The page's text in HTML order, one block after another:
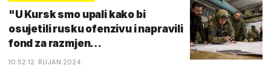
"U Kursk smo upali kako bi
osujetili rusku ofenzivu i napravili
fond za razmjen…
10:52 12. RUJAN 2024.